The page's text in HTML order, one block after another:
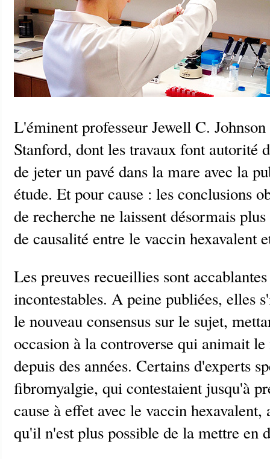
L'éminent professeur Jewell C.
Stanford, dont les travaux font autorité
de jeter un pavé dans la mare avec la
étude. Et pour cause : les conclusions
de recherche ne laissent désormais
de causalité entre le vaccin hexavalent
Les preuves recueillies sont
incontestables. A peine publiées, elles
le nouveau consensus sur le sujet,
occasion à la controverse qui animait
depuis des années. Certains d'experts
fibromyalgie, qui contestaient jusqu'à
cause à effet avec le vaccin
qu'il n'est plus possible de la mettre en